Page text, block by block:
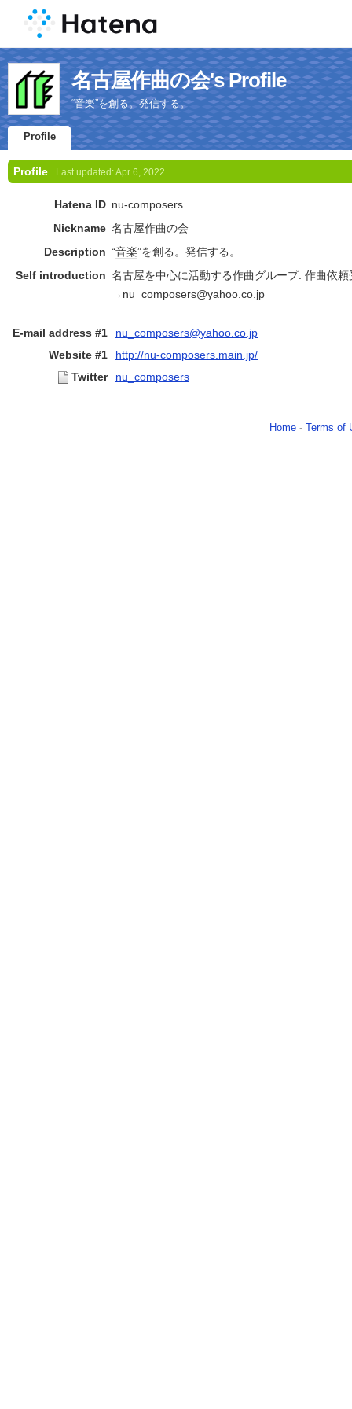
名古屋作曲の会's Profile
“音楽”を創る。発信する。
Profile
Profile Last updated:Apr 6, 2022
Hatena ID nu-composers
Nickname 名古屋作曲の会
Description “音楽”を創る。発信する。
Self introduction 名古屋を中心に活動する作曲グループ. 作曲依
→nu_composers@yahoo.co.jp
E-mail address #1
nu_composers@yahoo.co.jp
Website #1
http://nu-composers.main.jp/
Twitter
nu_composers
Home- Terms of